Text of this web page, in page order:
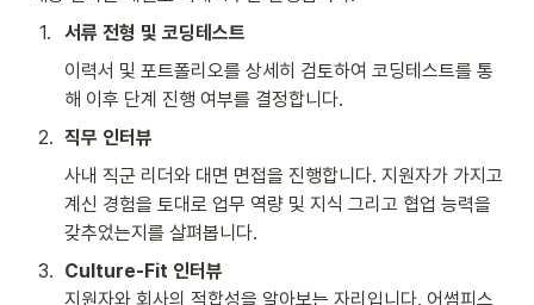
1.
서류 전형 및 코딩테스트
이력서 및 포트폴리오를 상세히 검토하여 코딩테스트를 통
해 이후 단계 진행 여부를 결정합니다.
2. 직무 인터뷰
사내 직군 리더와 대면 면접을 진행합니다. 지원자가 가지고
계신 경험을 토대로 업무 역량 및 지식 그리고 협업 능력을
갖추었는지를 살펴봅니다.
3. Culture-Fit 인터뷰
지원자와 회사의 적합성을 알아보는 자리입니다. 어썸피스